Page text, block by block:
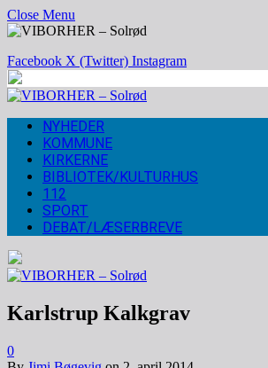
Close Menu
Facebook X (Twitter) Instagram
NYHEDER
KOMMUNE
KIRKERNE
BIBLIOTEK/KULTURHUS
112
SPORT
DEBAT/LÆSERBREVE
Karlstrup Kalkgrav
0